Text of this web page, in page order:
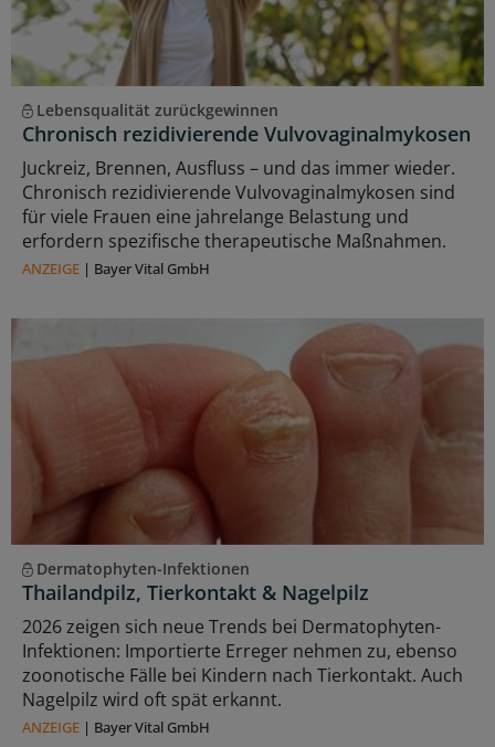
Lebensqualität zurückgewinnen
Chronisch rezidivierende Vulvovaginalmykosen
Juckreiz, Brennen, Ausfluss – und das immer wieder.
Chronisch rezidivierende Vulvovaginalmykosen sind
für viele Frauen eine jahrelange Belastung und
erfordern spezifische therapeutische Maßnahmen.
ANZEIGE | Bayer Vital GmbH
Dermatophyten-Infektionen
Thailandpilz, Tierkontakt & Nagelpilz
2026 zeigen sich neue Trends bei Dermatophyten-
Infektionen: Importierte Erreger nehmen zu, ebenso
zoonotische Fälle bei Kindern nach Tierkontakt. Auch
Nagelpilz wird oft spät erkannt.
ANZEIGE | Bayer Vital GmbH